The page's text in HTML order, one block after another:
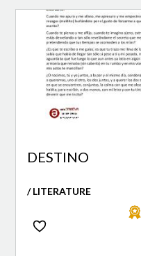
DESTINO
/ LITERATURE